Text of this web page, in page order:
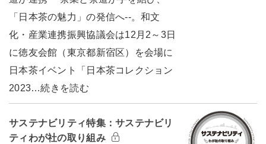
「日本茶の魅力」の発信へ--。和文
化・産業連携振興協議会は12月2～3日
に徳友会館（東京都新宿区）を会場に
日本茶イベント「日本茶コレクション
2023…続きを読む
サステナビリティ特集：サステナビリ
ティわが社の取り組み